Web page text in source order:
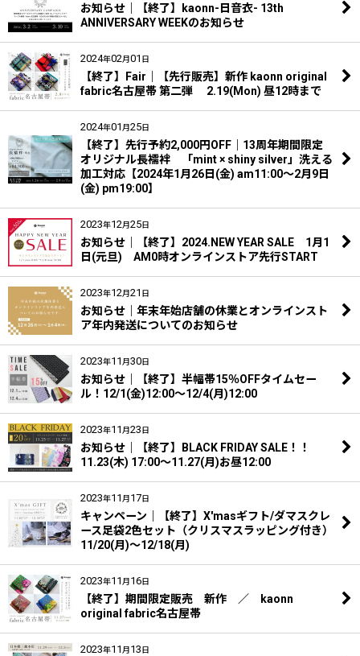
お知らせ｜【終了】kaonn-日音衣- 13th
ANNIVERSARY WEEKのお知らせ
2024年02月01 日
【終了】Fair｜【先行販売】新作 kaonn original
fabric名古屋帯 第二弾 2.19(Mon) 昼12時まで
2024年01 月25日
【終了】先行予約2,000円OFF｜13周年期間限定
オリジナル長襦袢 「mint × shiny silver」洗える
加工対応【2024年1月26日(金) am11:00〜2月9日
(金) pm19:00】
2023年12月25日
お知らせ｜【終了】2024.NEW YEAR SALE 1月1
日(元旦) AM0時オンラインストア先行START
2023年12月21 日
お知らせ｜年末年始店舗の休業とオンラインスト
ア年内発送についてのお知らせ
2023年11 月30日
お知らせ｜【終了】半幅帯15％OFFタイムセー
ル！12/1(金)12:00〜12/4(月)12:00
2023年11 月23 日
お知らせ｜【終了】BLACK FRIDAY SALE！！
11.23(木) 17:00〜11.27(月)お昼12:00
2023年11 月 17日
キャンペーン｜【終了】X'masギフト/ダマスクレ
ース足袋2色セット（クリスマスラッピング付き）
11/20(月)～12/18(月)
2023年11 月 16日
【終了】期間限定販売 新作 ／ kaonn
original fabric名古屋帯
2023年11 月 13 日